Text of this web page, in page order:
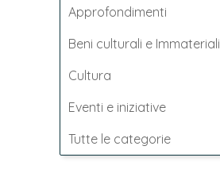
Approfondimenti
Beni culturali e Immateriali
Cultura
Eventi e iniziative
Tutte le categorie